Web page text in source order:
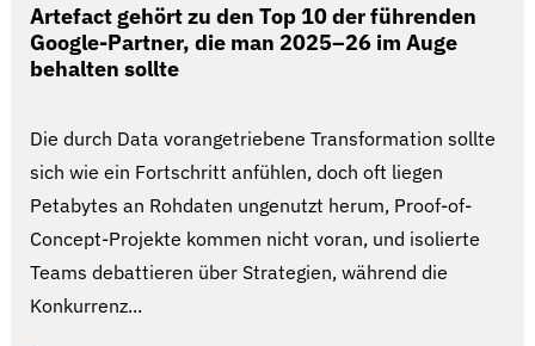
Artefact gehört zu den Top 10 der führenden
Google-Partner, die man 2025–26 im Auge
behalten sollte
Die durch Data vorangetriebene Transformation sollte
sich wie ein Fortschritt anfühlen, doch oft liegen
Petabytes an Rohdaten ungenutzt herum, Proof-of-
Concept-Projekte kommen nicht voran, und isolierte
Teams debattieren über Strategien, während die
Konkurrenz...